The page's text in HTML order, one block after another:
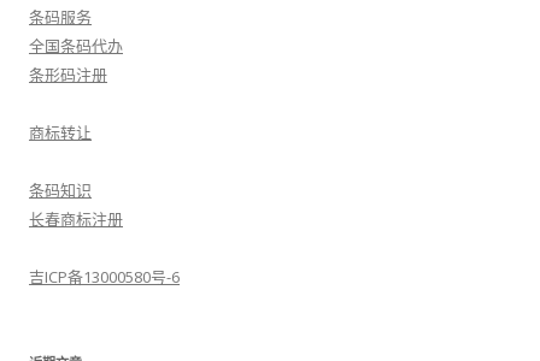
条码服务
全国条码代办
条形码注册
商标转让
条码知识
长春商标注册
吉ICP备13000580号-6